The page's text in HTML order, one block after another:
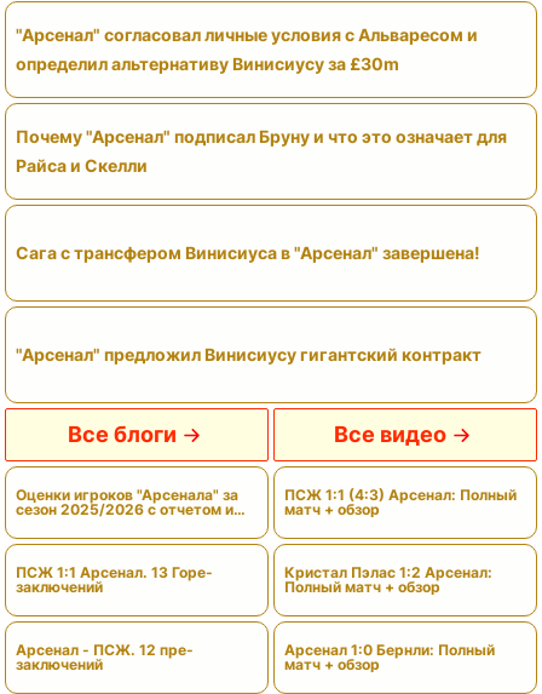
"Арсенал" согласовал личные условия с Альваресом и
определил альтернативу Винисиусу за £30m
Почему "Арсенал" подписал Бруну и что это означает для
Райса и Скелли
Сага с трансфером Винисиуса в "Арсенал" завершена!
"Арсенал" предложил Винисиусу гигантский контракт
Все блоги
Оценки игроков "Арсенала" за
сезон 2025/2026 с отчетом и
ПСЖ 1:1 Арсенал. 13 Горе-
заключений
Арсенал - ПСЖ. 12 пре-
заключений
Все видео
ПСЖ 1:1 (4:3) Арсенал: Полный
матч + обзор
Кристал Пэлас 1:2 Арсенал:
Полный матч + обзор
Арсенал 1:0 Бернли: Полный
матч + обзор